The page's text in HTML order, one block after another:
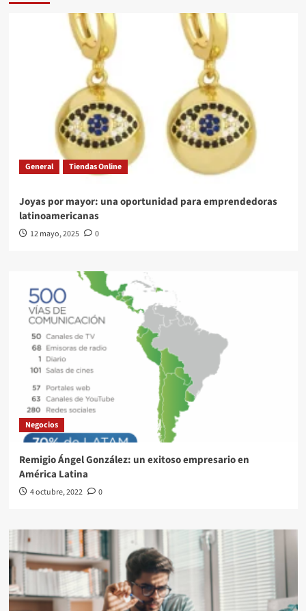
General Tiendas Online
Joyas por mayor: una oportunidad para emprendedoras
latinoamericanas
12 mayo, 2025 0
Negocios
Remigio Ángel González: un exitoso empresario en
América Latina
4 octubre, 2022 0